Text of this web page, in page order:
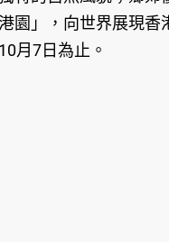
園」，向世界展現
月7日為止。